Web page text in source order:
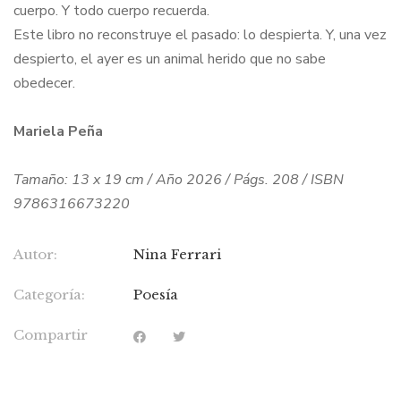
cuerpo. Y todo cuerpo recuerda.
Este libro no reconstruye el pasado: lo despierta. Y, una vez
despierto, el ayer es un animal herido que no sabe
obedecer.
Mariela Peña
Tamaño: 13 x 19 cm / Año 2026 / Págs. 208 / ISBN
9786316673220
Autor: Nina Ferrari
Categoría: Poesía
Compartir